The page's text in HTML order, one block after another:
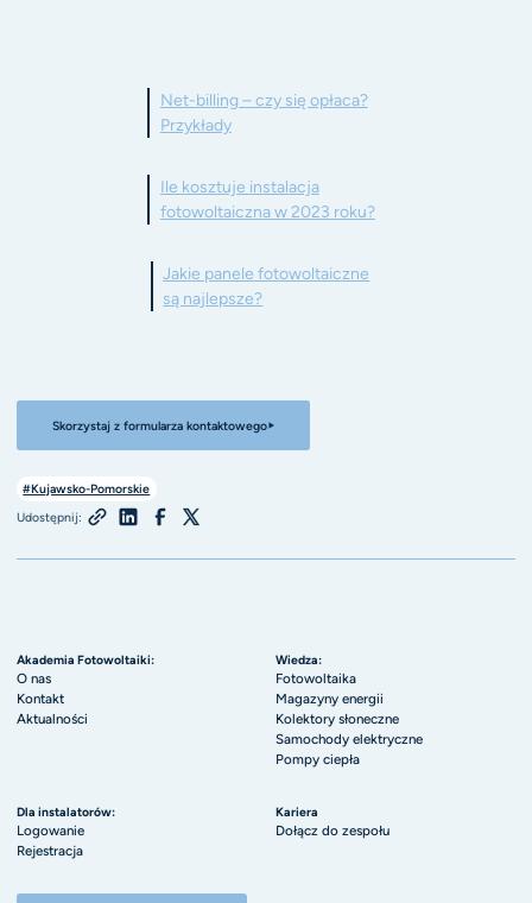
Net-billing – czy się opłaca?
Przykłady
Ile kosztuje instalacja
fotowoltaiczna w 2023 roku?
Jakie panele fotowoltaiczne
są najlepsze?
Skorzystaj z formularza kontaktowego
#Kujawsko-Pomorskie
Udostępnij:
Akademia Fotowoltaiki:
O nas
Kontakt
Aktualności
Wiedza:
Fotowoltaika
Magazyny energii
Kolektory słoneczne
Samochody elektryczne
Pompy ciepła
Dla instalatorów:
Logowanie
Rejestracja
Kariera
Dołącz do zespołu